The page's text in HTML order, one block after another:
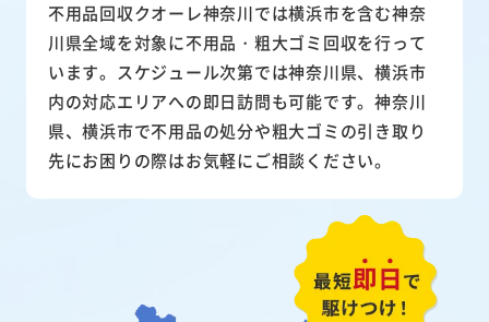
不用品回収クオーレ神奈川では横浜市を含む神奈
川県全域を対象に不用品・粗大ゴミ回収を行って
います。スケジュール次第では神奈川県、横浜市
内の対応エリアへの即日訪問も可能です。神奈川
県、横浜市で不用品の処分や粗大ゴミの引き取り
先にお困りの際はお気軽にご相談ください。